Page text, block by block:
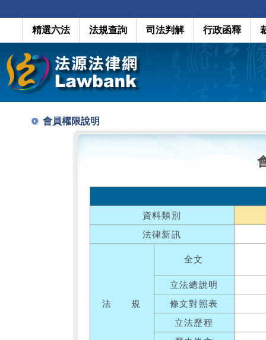
精選六法 法規查詢 司法判解 行政函釋
會員權限說明
資料類別
法律新訊
法 規
全文
立法總說明
條文對照表
立法歷程